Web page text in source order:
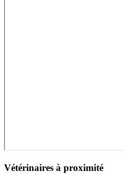
Vétérinaires à proximité